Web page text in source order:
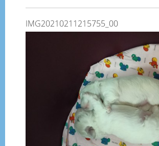
IMG20210211215755_00